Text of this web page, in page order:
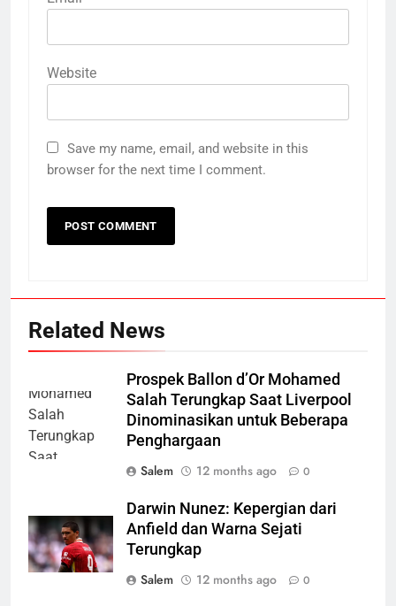
Website
Save my name, email, and website in this
browser for the next time I comment.
Related News
Prospek Ballon d’Or Mohamed
Salah Terungkap Saat Liverpool
Dinominasikan untuk Beberapa
Penghargaan
Salem
12 months ago 0
Darwin Nunez: Kepergian dari
Anfield dan Warna Sejati
Terungkap
Salem
12 months ago 0